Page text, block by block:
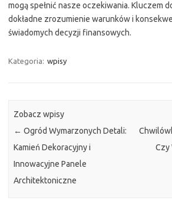
mogą spełnić nasze oczekiwania. Kluczem
dokładne zrozumienie warunków i
świadomych decyzji finansowych.
Kategoria: wpisy
Zobacz wpisy
← Ogród Wymarzonych Detali:
Kamień Dekoracyjny i
Innowacyjne Panele
Architektoniczne
Czy